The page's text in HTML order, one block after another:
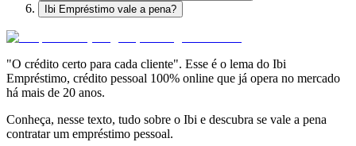
Ibi Empréstimo vale a pena?
"O crédito certo para cada cliente". Esse é o lema do Ibi
Empréstimo, crédito pessoal 100% online que já opera no mercado
há mais de 20 anos.
Conheça, nesse texto, tudo sobre o Ibi e descubra se vale a pena
contratar um empréstimo pessoal.